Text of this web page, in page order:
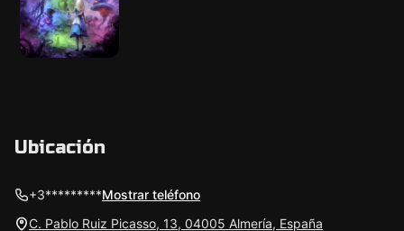
Ubicación
+3*********Mostrar teléfono
C. Pablo Ruiz Picasso, 13, 04005 Almería, España